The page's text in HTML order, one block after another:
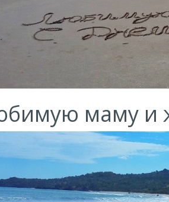
маму и